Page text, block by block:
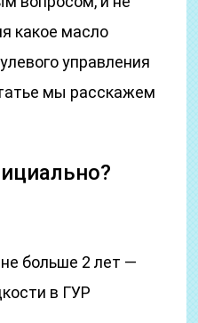
какое масло
управления
мы расскажем
больше 2 лет —
в ГУР